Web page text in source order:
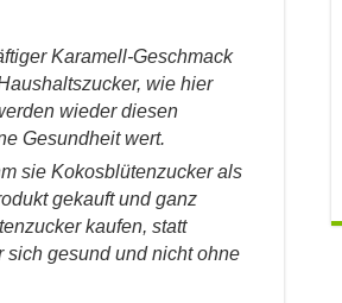
Karamell-Geschmack
wie hier
wieder diesen
Gesundheit wert.
sie Kokosblütenzucker als
gekauft und ganz
kaufen, statt
sich gesund und nicht ohne